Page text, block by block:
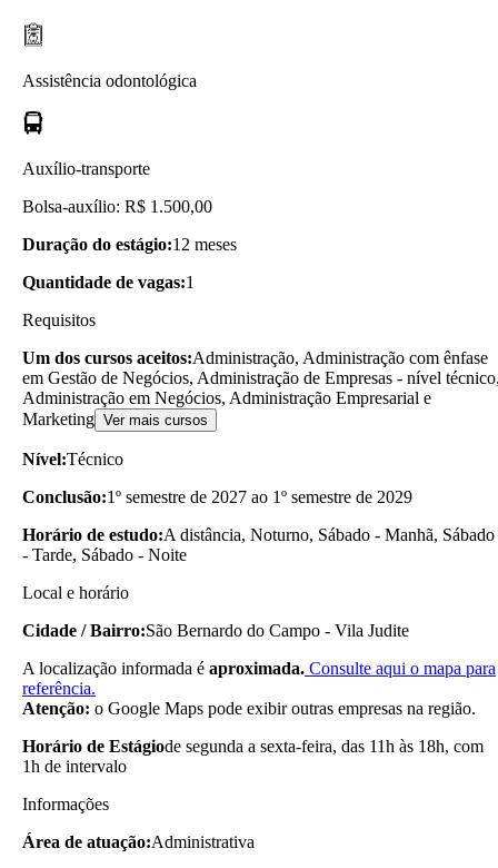
Assistência odontológica
Auxílio-transporte
Bolsa-auxílio: R$ 1.500,00
Duração do estágio:12 meses
Quantidade de vagas:1
Requisitos
Um dos cursos aceitos:Administração, Administração com ênfase
em Gestão de Negócios, Administração de Empresas - nível
Administração em Negócios, Administração Empresarial e
Marketing Ver mais cursos
Nível:Técnico
Conclusão:1º semestre de 2027 ao 1º semestre de 2029
Horário de estudo:A distância, Noturno, Sábado - Manhã, Sábado
- Tarde, Sábado - Noite
Local e horário
Cidade / Bairro:São Bernardo do Campo - Vila Judite
A localização informada é aproximada. Consulte aqui o mapa para
referência.
Atenção: o Google Maps pode exibir outras empresas na região.
Horário de Estágiode segunda a sexta-feira, das 11h às 18h, com
1h de intervalo
Informações
Área de atuação:Administrativa